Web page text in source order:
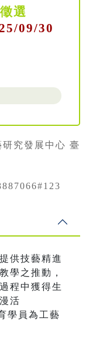
選
09/30
研究發展中心 臺
供技藝精進
學之推動，
程中獲得生
活
學員為工藝